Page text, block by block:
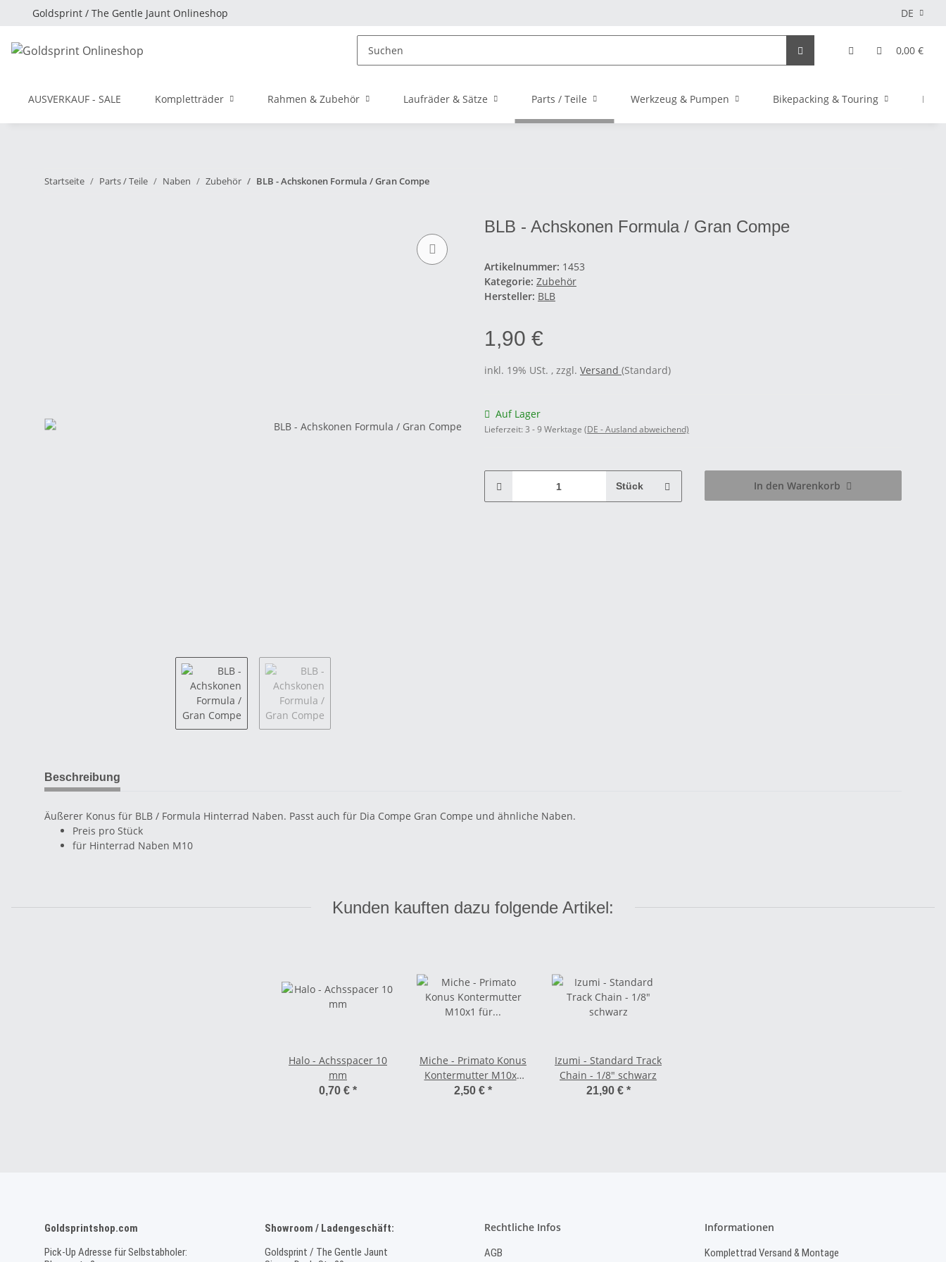
DE
Goldsprint / The Gentle Jaunt Onlineshop
0,00 €
AUSVERKAUF - SALE Kompletträder Rahmen & Zubehör Laufräder & Sätze Parts / Teile Werkzeug & Pumpen Bikepacking & Touring
Startseite Parts / Teile Naben Zubehör BLB - Achskonen Formula / Gran Compe
BLB - Achskonen Formula / Gran Compe
Artikelnummer: 1453
Kategorie: Zubehör
Hersteller: BLB
1,90 €
inkl. 19% USt. , zzgl. Versand (Standard)
Auf Lager
Lieferzeit: 3 - 9 Werktage (DE - Ausland abweichend)
Stück In den Warenkorb
Beschreibung
Äußerer Konus für BLB / Formula Hinterrad Naben. Passt auch für Dia Compe Gran Compe und ähnliche Naben.
Preis pro Stück
für Hinterrad Naben M10
Kunden kauften dazu folgende Artikel:
Halo - Achsspacer 10
mm
0,70 € *
Miche - Primato Konus
Kontermutter M10x1
für Hinterradachse
2,50 € *
Izumi - Standard Track
Chain - 1/8" schwarz
21,90 € *
Goldsprintshop.com
Pick-Up Adresse für Selbstabholer:
Showroom / Ladengeschäft:
Goldsprint / The Gentle Jaunt
Rechtliche Infos
AGB
Informationen
Komplettrad Versand & Montage